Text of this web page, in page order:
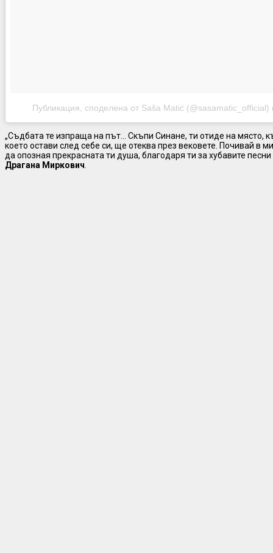
Публикация, споделена от Saša Matić (@sasamatic_official)
„Съдбата те изпраща на път… Скъпи Синане, ти отиде на място,
което остави след себе си, ще отеква през вековете. Почивай в
да опозная прекрасната ти душа, благодаря ти за хубавите
Драгана Миркович.